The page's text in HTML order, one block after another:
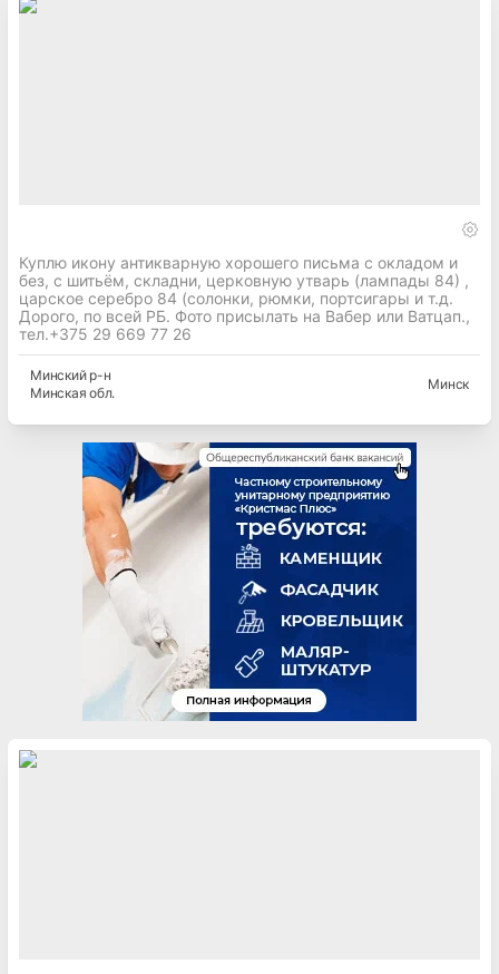
Куплю икону антикварную хорошего письма c окладом и
без, с шитьём, складни, церковную утварь (лампады 84) ,
царское серебро 84 (солонки, рюмки, портсигары и т.д.
Дорого, по всей РБ. Фото присылать на Вабер или Ватцап.,
тел.+375 29 669 77 26
Минскийр-н
Минская обл.
Минск